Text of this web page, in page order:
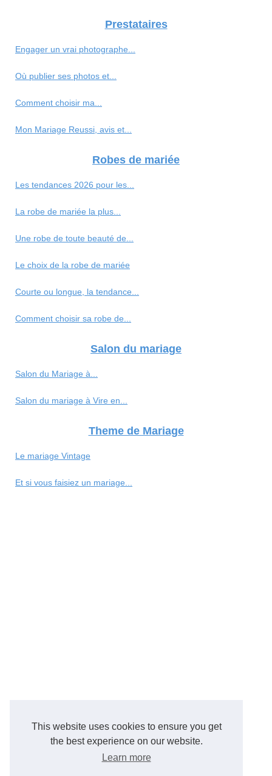
This website uses cookies to ensure you get
the best experience on our website.
Learn more
Prestataires
Engager un vrai photographe...
Où publier ses photos et...
Comment choisir ma...
Mon Mariage Reussi, avis et...
Robes de mariée
Les tendances 2026 pour les...
La robe de mariée la plus...
Une robe de toute beauté de...
Le choix de la robe de mariée
Courte ou longue, la tendance...
Comment choisir sa robe de...
Salon du mariage
Salon du Mariage à...
Salon du mariage à Vire en...
Theme de Mariage
Le mariage Vintage
Et si vous faisiez un mariage...